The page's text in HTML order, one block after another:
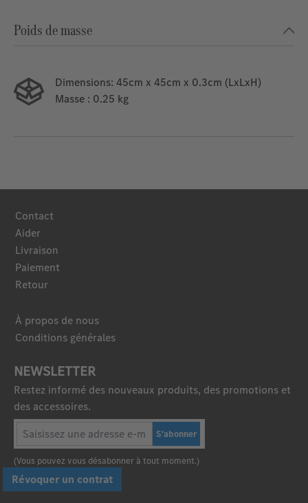
Poids de masse
Dimensions: 45cm x 45cm x 0.3cm (LxLxH)
Masse : 0.25 kg
Contact
Aider
Livraison
Paiement
Retour
À propos de nous
Conditions générales
NEWSLETTER
Restez informé des nouveaux produits, des promotions et
des accessoires.
S'abonner
(Vous pouvez vous désabonner à tout moment.)
Révoquer un contrat